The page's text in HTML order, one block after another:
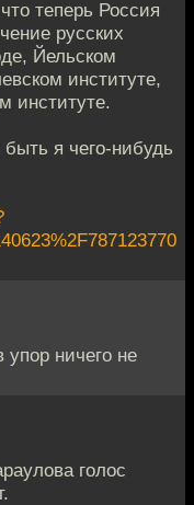
теперь Россия
русских
Йельском
институте,
институте.
я чего-нибудь
ничего не
голос